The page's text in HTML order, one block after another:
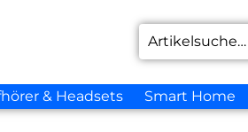
& Headsets Smart Home